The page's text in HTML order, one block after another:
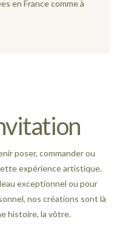
en France comme à
poser, commander ou
expérience artistique.
exceptionnel ou pour
nos créations sont là
histoire, la vôtre.